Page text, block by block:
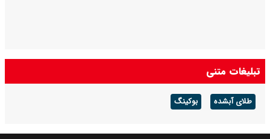
تبلیغات متنی
طلای آبشده بوکینگ